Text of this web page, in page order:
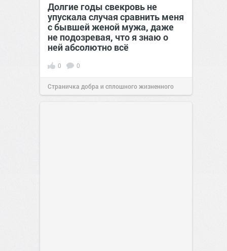
Долгие годы свекровь не
упускала случая сравнить меня
с бывшей женой мужа, даже
не подозревая, что я знаю о
ней абсолютно всё
0 0
Страничка добра и сплошного жизненного